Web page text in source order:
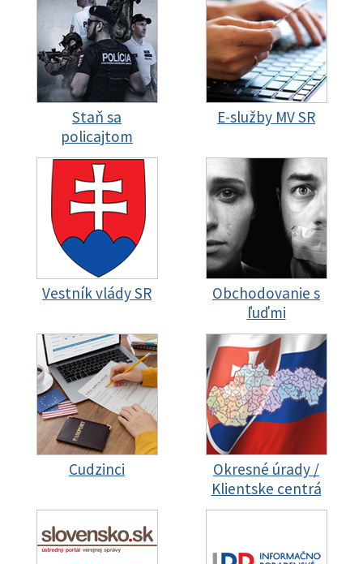
Staň sa
policajtom
E-služby MV SR
Vestník vlády SR
Obchodovanie s
ľuďmi
Cudzinci
Okresné úrady /
Klientske centrá